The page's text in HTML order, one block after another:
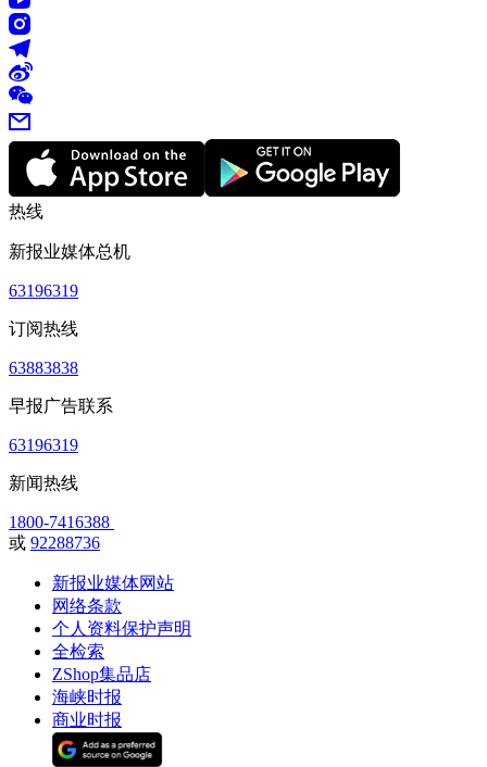
热线
新报业媒体总机
63196319
订阅热线
63883838
早报广告联系
63196319
新闻热线
1800-7416388
或 92288736
新报业媒体网站
网络条款
个人资料保护声明
全检索
ZShop集品店
海峡时报
商业时报